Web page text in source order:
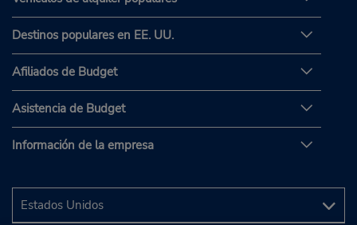
Destinos populares en EE. UU.
Afiliados de Budget
Asistencia de Budget
Información de la empresa